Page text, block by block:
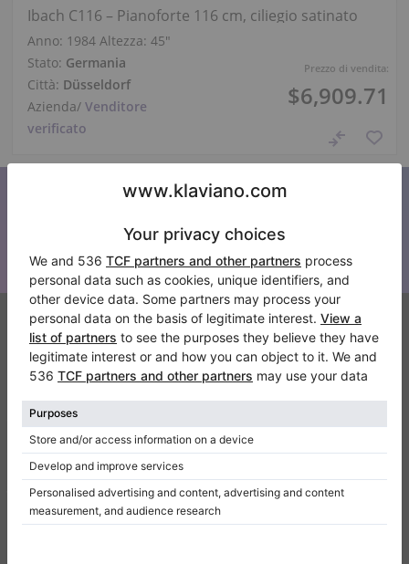
Prezzo di vendita:
$6,909.71
Ibach C116 – Pianoforte 116 cm, ciliegio satinato
Anno: 1984 Altezza: 45″
Stato: Germania
Città: Düsseldorf
Azienda/ Venditore
verificato
Iscriviti alla nostra newsletter
Klaviano
FAQ
Contatto
Chi siamo
Scrivi una recensione
Regolamento